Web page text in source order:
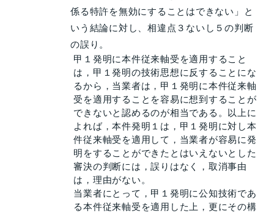
係る特許を無効にすることはできない」と
いう結論に対し、相違点３ないし５の判断
の誤り。
甲１発明に本件従来軸受を適用すること
は，甲１発明の技術思想に反することにな
るから，当業者は，甲１発明に本件従来軸
受を適用することを容易に想到することが
できないと認めるのが相当である。以上に
よれば，本件発明１は，甲１発明に対し本
件従来軸受を適用して，当業者が容易に発
明をすることができたとはいえないとした
審決の判断には，誤りはなく，取消事由
は，理由がない。
当業者にとって，甲１発明に公知技術であ
る本件従来軸受を適用した上，更にその構